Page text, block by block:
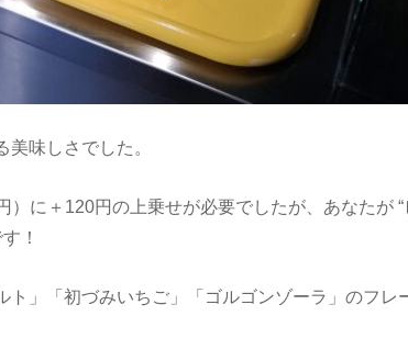
味しさでした。
）に＋120円の上乗せが必要でしたが、あなたが
！
ト」「初づみいちご」「ゴルゴンゾーラ」のフレ